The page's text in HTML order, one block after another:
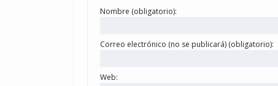
Nombre (obligatorio):
Correo electrónico (no se publicará) (obligatorio):
Web: